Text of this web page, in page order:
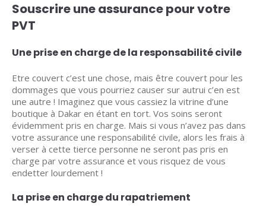
Souscrire une assurance pour votre
PVT
Une prise en charge de la responsabilité civile
Etre couvert c’est une chose, mais être couvert pour les
dommages que vous pourriez causer sur autrui c’en est
une autre ! Imaginez que vous cassiez la vitrine d’une
boutique à Dakar en étant en tort. Vos soins seront
évidemment pris en charge. Mais si vous n’avez pas dans
votre assurance une responsabilité civile, alors les frais à
verser à cette tierce personne ne seront pas pris en
charge par votre assurance et vous risquez de vous
endetter lourdement !
La prise en charge du rapatriement